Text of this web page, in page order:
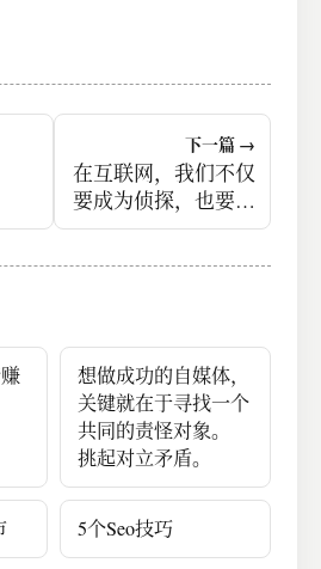
下一篇 →
在互联网，我们不仅
要成为侦探，也要成
为预言家。
想做成功的自媒体，
关键就在于寻找一个
共同的责怪对象。
挑起对立矛盾。
5个Seo技巧